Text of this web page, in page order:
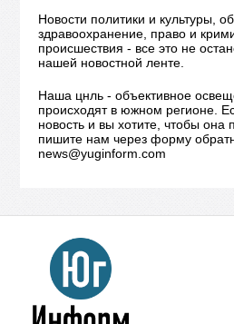
Новости политики и культуры,
здравоохранение, право и
происшествия - все это не
нашей новостной ленте.
Наша цнль - объективное
происходят в южном регионе.
новость и вы хотите, чтобы она
пишите нам через форму
news@yuginform.com